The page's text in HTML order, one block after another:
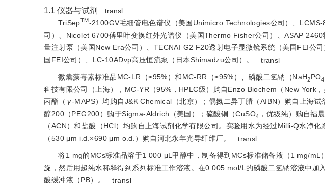
1.1 仪器与试剂
transl
TriSepTM-2100GV毛细管电色谱仪（美国Unimicro Technologies公司）、
司）、Nicolet 6700傅里叶变换红外光谱仪（美国Thermo Fisher公司）、ASAP
量注射泵（美国New Era公司）、TECNAI G2 F20透射电子显微镜系统（美国FEI公
国FEI公司）、LC-10ADvp高压恒流泵（日本Shimadzu公司）。
transl
微囊藻毒素标准品MC-LR（≥95%）和MC-RR（≥95%）、磷酸二氢钠（NaH2PO4
科技有限公司（上海），MC-YR（95%，HPLC级）购自Enzo Biochem（New York
丙酯（ γ-MAPS）均购自J&K Chemical（北京）；偶氮二异丁腈（AIBN）购自上海
醇200（PEG200）购于Sigma-Aldrich（美国）；硫酸铜（CuSO4 ，优级纯）购自福
（ACN）和盐酸（HCl）均购自上海试剂化学有限公司。实验用水为经过Milli-Q水净
（530 μm i.d.×690 μm o.d.）购自河北永年光导纤维厂。
transl
将1 mg的MCs标准品溶于1 000 μL甲醇中，制备得到MCs标准储备液（1 mg/
旋，然后用超纯水稀释得到系列标准工作溶液。在0.005 mol/L的磷酸二氢钠溶液中
酸缓冲液（PB）。
transl